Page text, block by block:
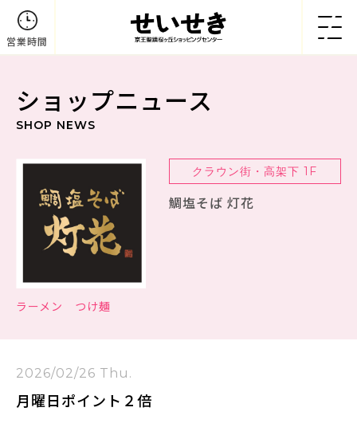
営業時間
ショップニュース
SHOP NEWS
クラウン街・高架下 1F
鯛塩そば 灯花
ラーメン つけ麺
2026/02/26 Thu.
月曜日ポイント２倍